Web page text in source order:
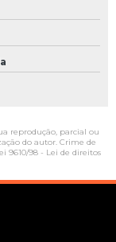
reprodução, parcial ou
do autor. Crime de
9610/98 - Lei de direitos